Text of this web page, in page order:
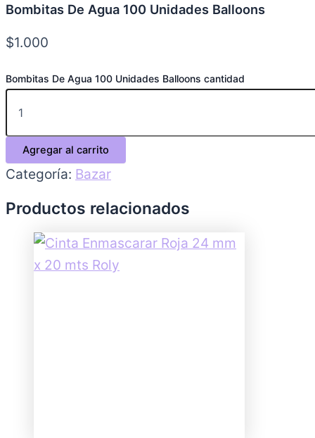
Bombitas De Agua 100 Unidades Balloons
$1.000
Bombitas De Agua 100 Unidades Balloons cantidad
Agregar al carrito
Categoría: Bazar
Productos relacionados